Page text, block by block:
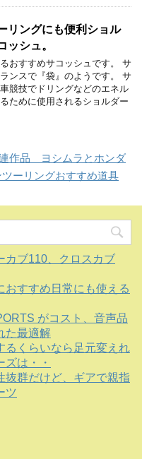
リングにも便利ショル
ッシュ。
おすすめサコッシュです。 サ
ンスで『袋』のようです。 サ
競技でドリングなどのエネル
ために使用されるショルダー
作品 ヨシムラとホンダ
ーリングおすすめ道具
カブ110、クロスカブ
おすすめ日常にも使える
がコスト、音声品
た最適解
るくらいなら足元変えれ
は・・
抜群だけど、ギアで親指
ツ